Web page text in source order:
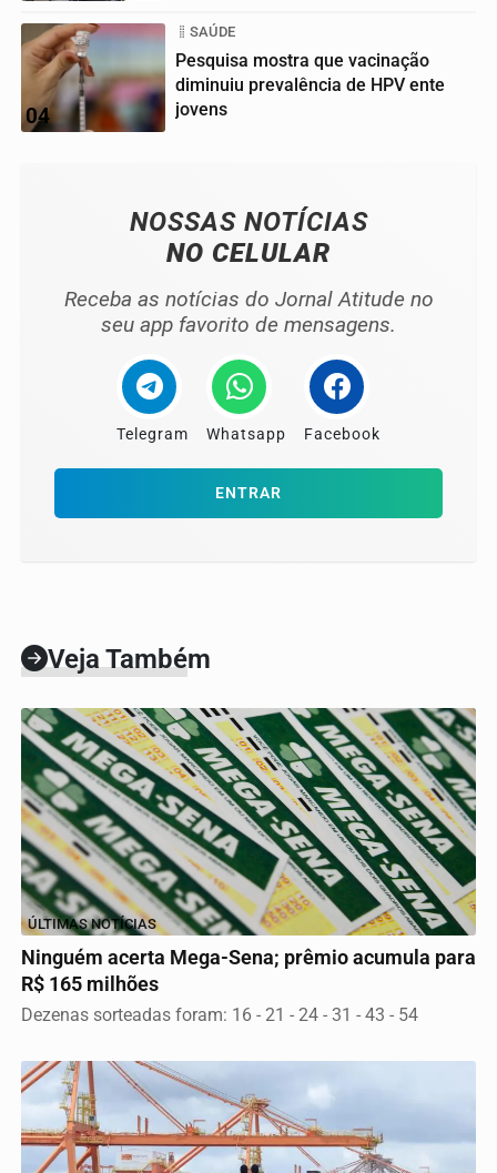
04
SAÚDE
Pesquisa mostra que vacinação
diminuiu prevalência de HPV ente
jovens
NOSSAS NOTÍCIAS
NO CELULAR
Receba as notícias do Jornal Atitude no
seu app favorito de mensagens.
Telegram Whatsapp Facebook
ENTRAR
Veja Também
ÚLTIMAS NOTÍCIAS
Ninguém acerta Mega-Sena; prêmio acumula para
R$ 165 milhões
Dezenas sorteadas foram: 16 - 21 - 24 - 31 - 43 - 54